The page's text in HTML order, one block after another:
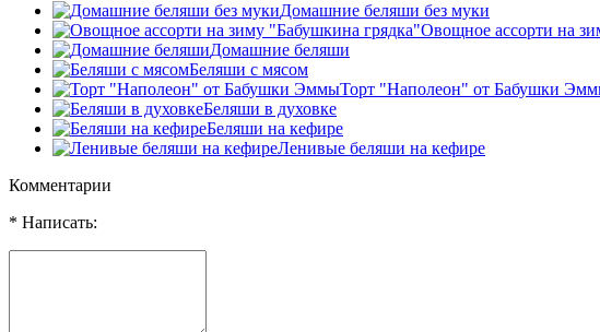
Домашние беляши без муки
Овощное ассорти на
Домашние беляши
Беляши с мясом
Торт "Наполеон" от Бабушки
Беляши в духовке
Беляши на кефире
Ленивые беляши на кефире
Комментарии
* Написать: